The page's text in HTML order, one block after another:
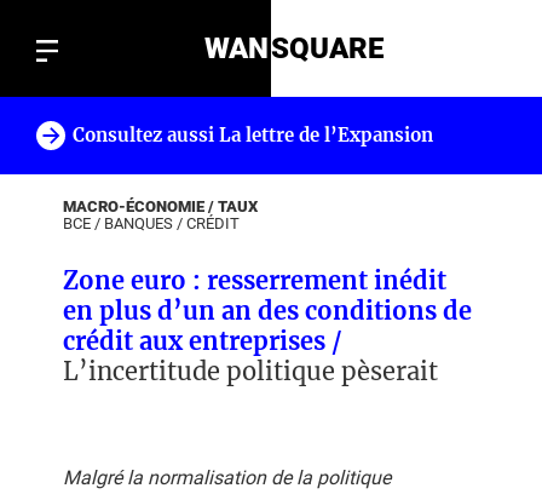
WANSQUARE
Consultez aussi La lettre de l’Expansion
MACRO-ÉCONOMIE / TAUX
BCE / BANQUES / CRÉDIT
Zone euro : resserrement inédit
en plus d’un an des conditions de
crédit aux entreprises /
L’incertitude politique pèserait
Malgré la normalisation de la politique